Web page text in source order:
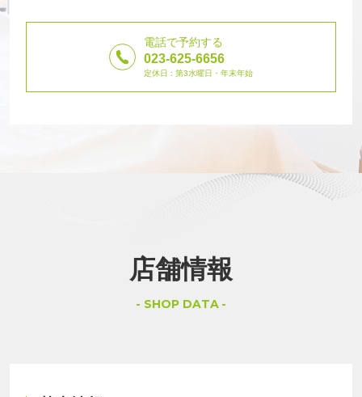
電話で予約する
023-625-6656
定休日 : 第3水曜日・年末年始
店舗情報
SHOP DATA